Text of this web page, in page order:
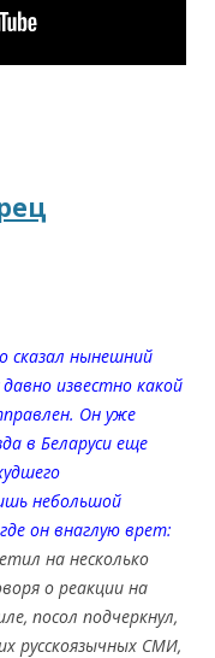
сказал нынешний
давно известно какой
Он уже
в Беларуси еще
небольшой
он внаглую врет:
на несколько
о реакции на
посол подчеркнул,
русскоязычных СМИ,